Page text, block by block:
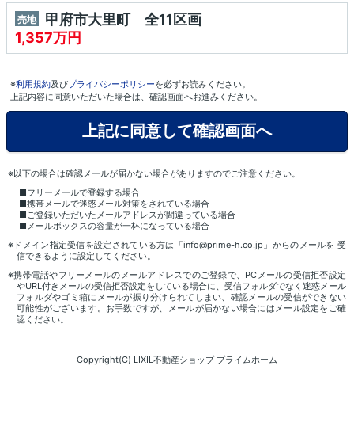
売地
甲府市大里町 全11区画
1,357万円
※利用規約及びプライバシーポリシーを必ずお読みください。
上記内容に同意いただいた場合は、確認画面へお進みください。
※以下の場合は確認メールが届かない場合がありますのでご注意ください。
■フリーメールで登録する場合
■携帯メールで迷惑メール対策をされている場合
■ご登録いただいたメールアドレスが間違っている場合
■メールボックスの容量が一杯になっている場合
※ドメイン指定受信を設定されている方は「info@prime-h.co.jp」からのメールを 受
信できるように設定してください。
※携帯電話やフリーメールのメールアドレスでのご登録で、PCメールの受信拒否設定
やURL付きメールの受信拒否設定をしている場合に、受信フォルダでなく迷惑メール
フォルダやゴミ箱にメールが振り分けられてしまい、確認メールの受信ができない
可能性がございます。お手数ですが、メールが届かない場合にはメール設定をご確
認ください。
Copyright(C) LIXIL不動産ショップ プライムホーム